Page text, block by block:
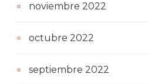
noviembre 2022
octubre 2022
septiembre 2022